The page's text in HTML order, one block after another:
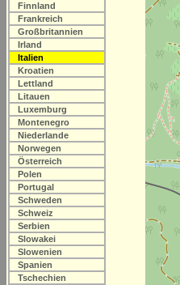
Finnland
Frankreich
Großbritannien
Irland
Italien
Kroatien
Lettland
Litauen
Luxemburg
Montenegro
Niederlande
Norwegen
Österreich
Polen
Portugal
Schweden
Schweiz
Serbien
Slowakei
Slowenien
Spanien
Tschechien